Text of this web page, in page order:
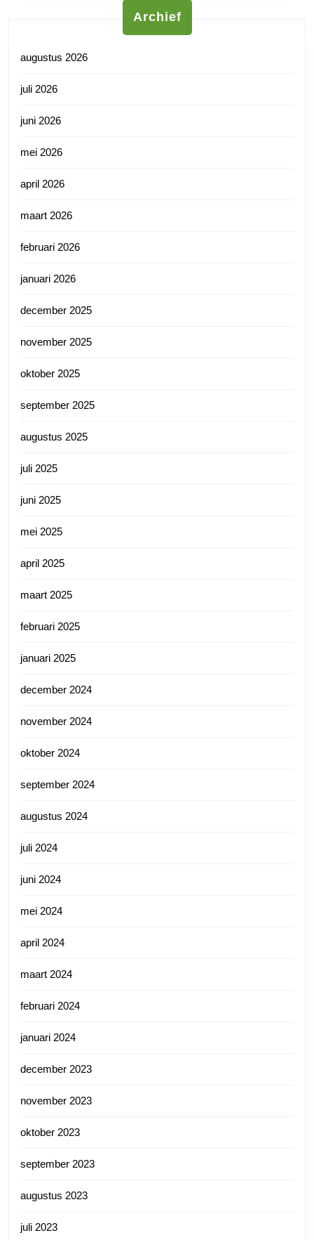
Archief
augustus 2026
juli 2026
juni 2026
mei 2026
april 2026
maart 2026
februari 2026
januari 2026
december 2025
november 2025
oktober 2025
september 2025
augustus 2025
juli 2025
juni 2025
mei 2025
april 2025
maart 2025
februari 2025
januari 2025
december 2024
november 2024
oktober 2024
september 2024
augustus 2024
juli 2024
juni 2024
mei 2024
april 2024
maart 2024
februari 2024
januari 2024
december 2023
november 2023
oktober 2023
september 2023
augustus 2023
juli 2023